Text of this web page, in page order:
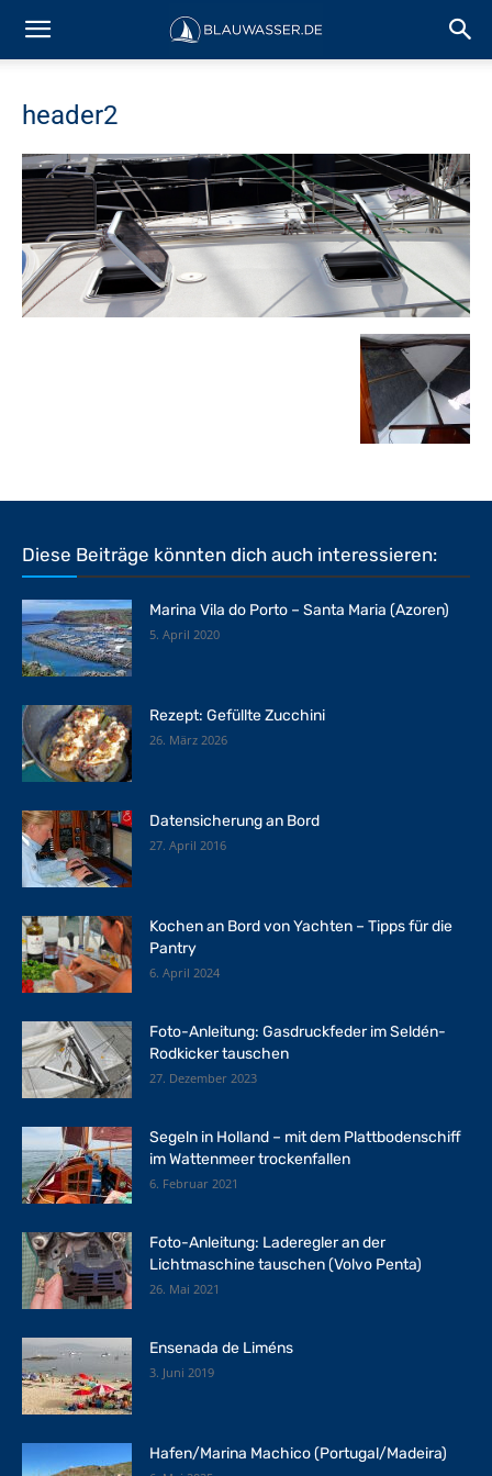
header2
Diese Beiträge könnten dich auch interessieren:
Marina Vila do Porto – Santa Maria (Azoren)
5. April 2020
Rezept: Gefüllte Zucchini
26. März 2026
Datensicherung an Bord
27. April 2016
Kochen an Bord von Yachten – Tipps für die
Pantry
6. April 2024
Foto-Anleitung: Gasdruckfeder im Seldén-
Rodkicker tauschen
27. Dezember 2023
Segeln in Holland – mit dem Plattbodenschiff
im Wattenmeer trockenfallen
6. Februar 2021
Foto-Anleitung: Laderegler an der
Lichtmaschine tauschen (Volvo Penta)
26. Mai 2021
Ensenada de Liméns
3. Juni 2019
Hafen/Marina Machico (Portugal/Madeira)